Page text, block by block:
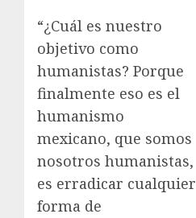
“¿Cuál es nuestro
objetivo como
humanistas? Porque
finalmente eso es el
humanismo
mexicano, que somos
nosotros humanistas,
es erradicar cualquier
forma de